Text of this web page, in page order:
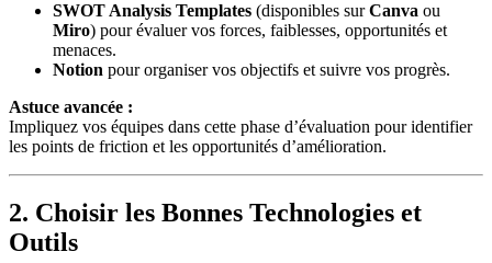
SWOT Analysis Templates (disponibles surCanva ou
Miro) pour évaluer vos forces, faiblesses, opportunités et
menaces.
Notion pour organiser vos objectifs et suivre vos progrès.
Astuce avancée :
Impliquez vos équipes dans cette phase d’évaluation pour identifier
les points de friction et les opportunités d’amélioration.
2. Choisir les Bonnes Technologies et
Outils